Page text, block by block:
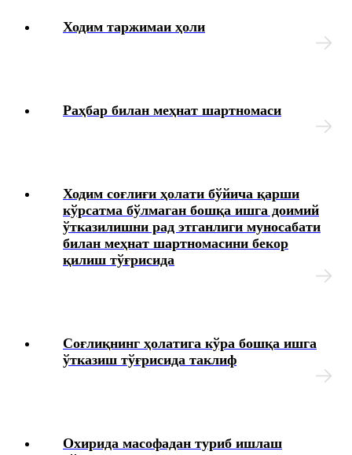
Чек-варақлар
Блок-диаграммалар
Ходим таржимаи ҳоли
Раҳбар билан меҳнат шартномаси
Ходим соғлиғи ҳолати бўйича қарши
кўрсатма бўлмаган бошқа ишга доимий
ўтказилишни рад этганлиги муносабати
билан меҳнат шартномасини бекор
қилиш тўғрисида
Соғлиқнинг ҳолатига кўра бошқа ишга
ўтказиш тўғрисида таклиф
Охирида масофадан туриб ишлаш